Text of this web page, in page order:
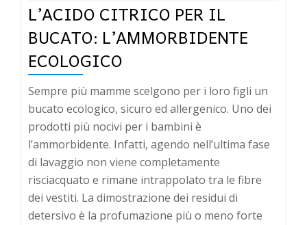
L’ACIDO CITRICO PER IL
BUCATO: L’AMMORBIDENTE
ECOLOGICO
Sempre più mamme scelgono per i loro figli un
bucato ecologico, sicuro ed allergenico. Uno dei
prodotti più nocivi per i bambini è
l’ammorbidente. Infatti, agendo nell’ultima fase
di lavaggio non viene completamente
risciacquato e rimane intrappolato tra le fibre
dei vestiti. La dimostrazione dei residui di
detersivo è la profumazione più o meno forte